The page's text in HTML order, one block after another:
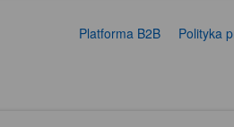
Platforma B2B Polityka